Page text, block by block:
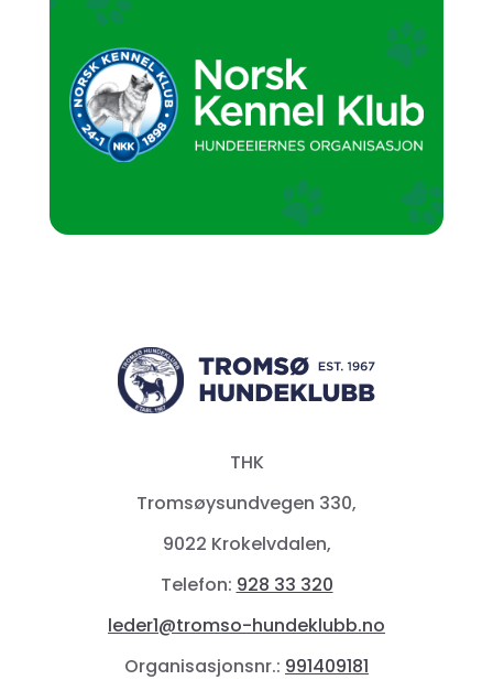
THK
Tromsøysundvegen 330,
9022 Krokelvdalen,
Telefon: 928 33 320
leder1@tromso-hundeklubb.no
Organisasjonsnr.: 991409181